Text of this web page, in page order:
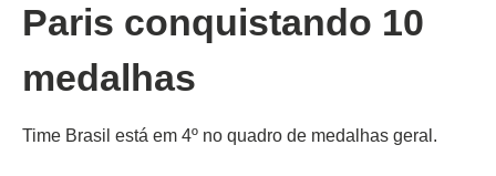
Paris conquistando 10
medalhas
Time Brasil está em 4º no quadro de medalhas geral.